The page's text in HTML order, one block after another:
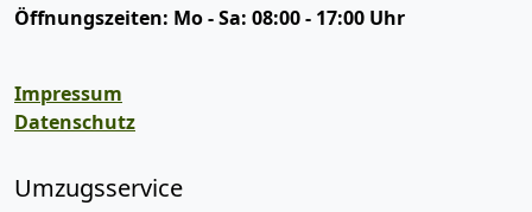
Öffnungszeiten: Mo - Sa: 08:00 - 17:00 Uhr
Impressum
Datenschutz
Umzugsservice